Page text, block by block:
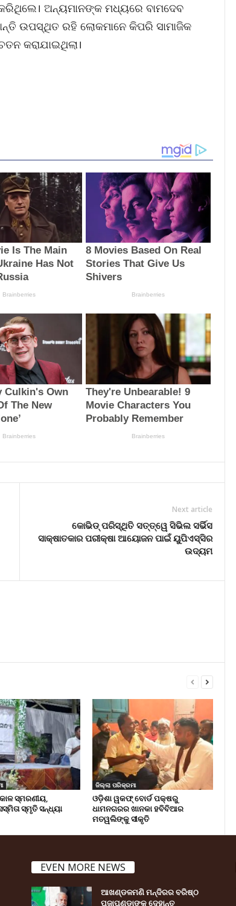
ଅନ୍ୟମାନଙ୍କ ମଧ୍ୟରେ ବାମଦେବ
ଉପସ୍ଥିତ ରହି ଲୋକମାନେ କିପରି ସାମାଜିକ
କରାଯାଇଥିଲା।
Next article
କୋଭିଡ୍‌ ପରିସ୍ଥିତି ସତ୍ତ୍ୱେ ସିଭିଲ ସର୍ଭିସ
ସାକ୍ଷାତକାର ପରୀକ୍ଷା ଆୟୋଜନ ପାଇଁ ୟୁପିଏସ୍‌ସିର
ଉଦ୍ୟମ
ସ୍ମରଣୀୟ,
ସ୍ମୃତି ସନ୍ଧ୍ୟା
ଜିଲ୍ଲା ପରିକ୍ରମା
ଓଡ଼ିଶା ୱକଫ୍ ବୋର୍ଡ ପକ୍ଷରୁ
ଧାମନଗରର ଖାନକା ହବିବିଆର
ମତୱଲିଙ୍କୁ ସୀକୃତି
EVEN MORE NEWS
ଆଖଣ୍ଡଳମଣି ମନ୍ଦିରର ବରିଷ୍ଠ
ପୂଜାପଣ୍ଡାଙ୍କ ଦେହାନ୍ତ